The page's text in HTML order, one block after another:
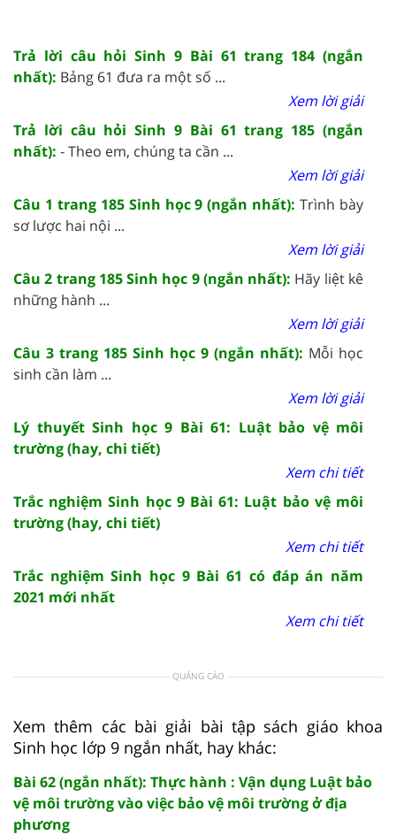
Trả lời câu hỏi Sinh 9 Bài 61 trang 184 (ngắn
nhất): Bảng 61 đưa ra một số ...
Xem lời giải
Trả lời câu hỏi Sinh 9 Bài 61 trang 185 (ngắn
nhất): - Theo em, chúng ta cần ...
Xem lời giải
Câu 1 trang 185 Sinh học 9 (ngắn nhất): Trình bày
sơ lược hai nội ...
Xem lời giải
Câu 2 trang 185 Sinh học 9 (ngắn nhất): Hãy liệt kê
những hành ...
Xem lời giải
Câu 3 trang 185 Sinh học 9 (ngắn nhất): Mỗi học
sinh cần làm ...
Xem lời giải
Lý thuyết Sinh học 9 Bài 61: Luật bảo vệ môi
trường (hay, chi tiết)
Xem chi tiết
Trắc nghiệm Sinh học 9 Bài 61: Luật bảo vệ môi
trường (hay, chi tiết)
Xem chi tiết
Trắc nghiệm Sinh học 9 Bài 61 có đáp án năm
2021 mới nhất
Xem chi tiết
QUẢNG CÁO
Xem thêm các bài giải bài tập sách giáo khoa
Sinh học lớp 9 ngắn nhất, hay khác:
Bài 62 (ngắn nhất): Thực hành : Vận dụng Luật bảo
vệ môi trường vào việc bảo vệ môi trường ở địa
phương